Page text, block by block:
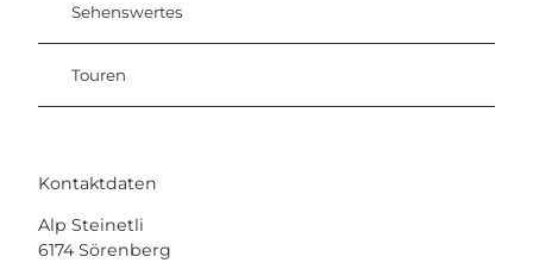
Sehenswertes
Touren
Kontaktdaten
Alp Steinetli
6174 Sörenberg